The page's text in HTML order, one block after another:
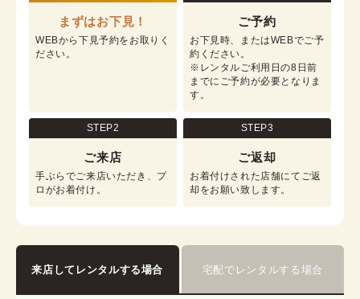
まずはお下見！
WEBから下見予約をお取りく
ださい。
ご予約
お下見時、またはWEBでご予
約ください。
※レンタルご利用日の8日前
までにご予約が必要となりま
す。
STEP2
ご来店
手ぶらでご来店いただき、プ
ロがお着付け。
STEP3
ご返却
お着付けされた店舗にてご返
却をお願い致します。
来店してレンタルする場合 宅配でレンタルする場合